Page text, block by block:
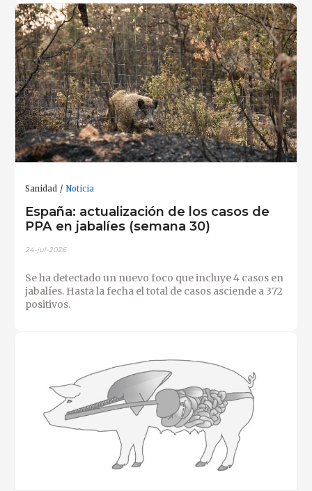
Sanidad Noticia
España: actualización de los casos de
PPA en jabalíes (semana 30)
24-jul-2026
Se ha detectado un nuevo foco que incluye 4 casos en
jabalíes. Hasta la fecha el total de casos asciende a 372
positivos.